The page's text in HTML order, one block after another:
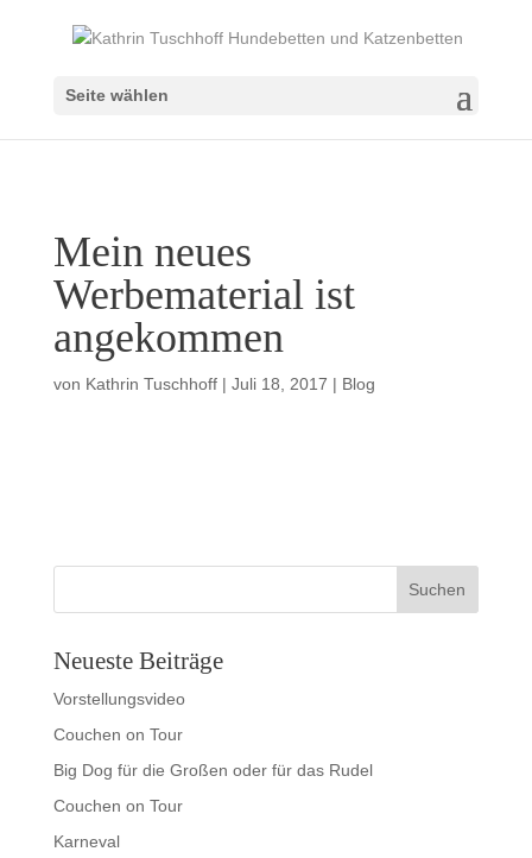
Seite wählen
Mein neues
Werbematerial ist
angekommen
von Kathrin Tuschhoff| Juli 18, 2017 | Blog
Neueste Beiträge
Vorstellungsvideo
Couchen on Tour
Big Dog für die Großen oder für das Rudel
Couchen on Tour
Karneval